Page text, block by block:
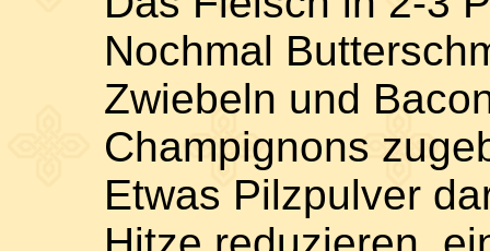
Nochmal
Zwiebeln und
Champignons
Etwas Pilzpulver